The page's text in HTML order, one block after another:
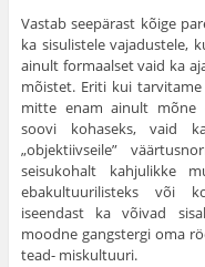
Vastab seepärast kõige
ka sisulistele vajadustele,
ainult formaalset vaid ka
mõis­tet. Eriti kui
mitte enam ainult mõne
soovi kohaseks, vaid
„objektiivseile”
seisukohalt kahjulikke
ebakultuurilisteks või
iseendast ka võivad
moodne gangstergi oma
tead- miskultuuri.